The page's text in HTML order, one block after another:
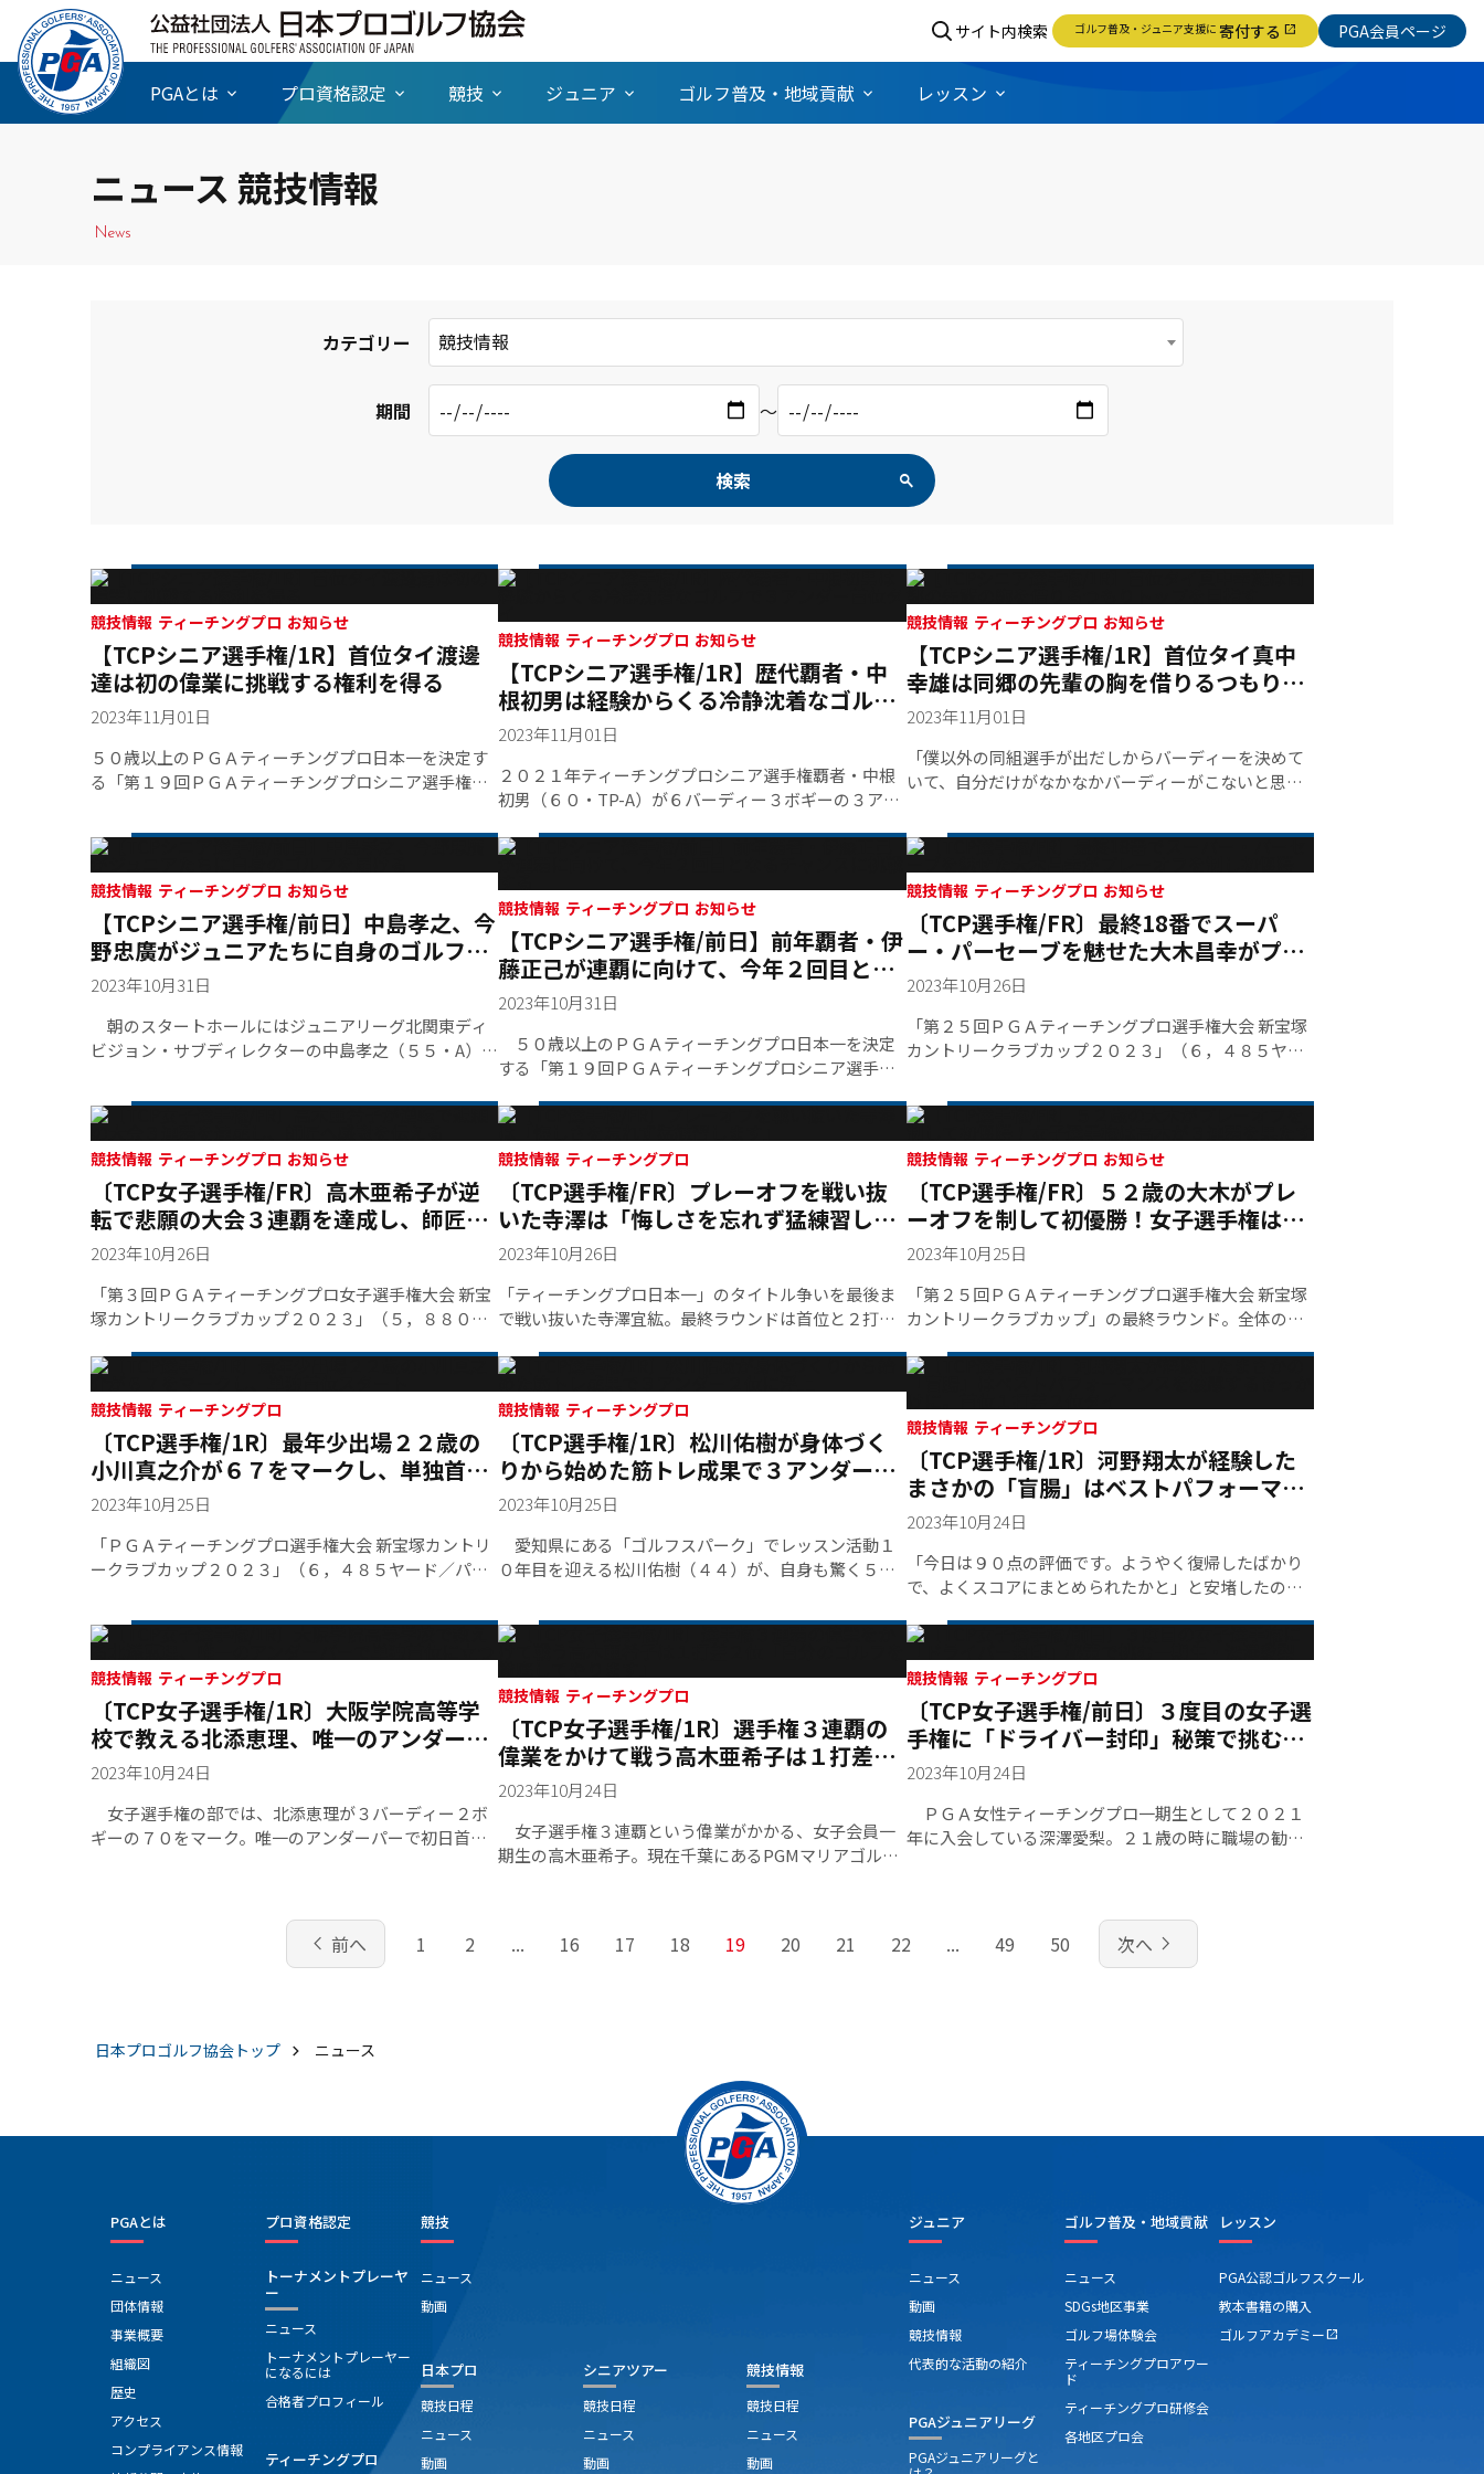
サイト内検索 ゴルフ普及・ジュニア支援に 寄付する open_in_new PGA会員ページ
PGAとは プロ資格認定 競技 ジュニア ゴルフ普及・地域貢献 レッスン
ニュース 競技情報
News
カテゴリー 競技情報
期間 〜
検索
競技情報 ティーチングプロ お知らせ
【TCPシニア選手権/1R】首位タイ渡邊
達は初の偉業に挑戦する権利を得る
2023年11月01日
５０歳以上のＰＧＡティーチングプロ日本一を決定す
る「第１９回ＰＧＡティーチングプロシニア選手権大
A）、中根初男（６０・ＴＰ-Ａ）、真中幸雄（５８・
Ｂ）が首位に並んだ。１打差２アンダーに深澤幸雄
（５５・ＴＰ‐Ａ）、久我明（６１・B）ら４名が続
く。前年覇者・伊藤正己（６７・ＴＰ‐Ａ）は１アン
ダー８位タイで初日終えた。
競技情報 ティーチングプロ お知らせ
【TCPシニア選手権/1R】歴代覇者・中
根初男は経験からくる冷静沈着なゴルフ
で３アンダー首位タイ
2023年11月01日
２０２１年ティーチングプロシニア選手権覇者・中根
初男（６０・TP-A）が６バーディー３ボギーの３アン
競技情報 ティーチングプロ お知らせ
【TCPシニア選手権/1R】首位タイ真中
幸雄は同郷の先輩の胸を借りるつもりト
ップを目指す
2023年11月01日
「僕以外の同組選手が出だしからバーディーを決めて
いて、自分だけがなかなかバーディーがこないと思っ
日のスコアに繋がりました」。真中幸雄（５８・Ｂ）
は３アンダー首位タイとした初日を振り返った。
競技情報 ティーチングプロ お知らせ
【TCPシニア選手権/前日】中島孝之、今
野忠廣がジュニアたちに自身のゴルフを
届ける
2023年10月31日
朝のスタートホールにはジュニアリーグ北関東ディ
ビジョン・サブディレクターの中島孝之（５５・A）、
年よりコーチを務める今野忠廣（５８・B）の２名の
姿があった。
競技情報 ティーチングプロ お知らせ
【TCPシニア選手権/前日】前年覇者・伊
藤正己が連覇に向けて、今年２回目とな
るチャンスに挑戦する
2023年10月31日
５０歳以上のＰＧＡティーチングプロ日本一を決定
する「第１９回ＰＧＡティーチングプロシニア選手権
戸ヒルズカントリークラブ・東コース（６，７０８ヤ
ード／パー７２）で開催される。３月から全国１５会
場で開催された１次予選会には７９４名が参加し、２
次予選を勝ち抜いた１２０名が出場する。
競技情報 ティーチングプロ お知らせ
〔TCP選手権/FR〕最終18番でスーパ
ー・パーセーブを魅せた大木昌幸がプレ
ーオフを制し初優勝
2023年10月26日
「第２５回ＰＧＡティーチングプロ選手権大会 新宝塚
カントリークラブカップ２０２３」（６，４８５ヤー
かける大木昌幸（５２・Ａ）と、さらに１打差の５位
からスタートした寺澤宜紘（４０・Ｂ）が通算４アン
ダーで並びプレーオフへ。どちらも譲れない闘志あふ
れるプレーオフは４ホール目に突入。寺澤はボギー、
大木はパーで大木がプレーオフを制し、第２５代目の
チャンピオンに輝いた。大木には来年の日本プロ出場
資格（岐阜・富士Ｃ可児Ｃ可児ゴルフ場で開催）と優
勝賞金１００万円、さらに副賞として新宝塚カントリ
ークラブからキャディバックとボール３ダース、ミド
リ安全より腰部保護ベルト一体型ゴルフパンツ
Ｘ３ジョルトが贈られた。
競技情報 ティーチングプロ お知らせ
〔TCP女子選手権/FR〕高木亜希子が逆
転で悲願の大会３連覇を達成し、師匠へ
感謝を伝える
2023年10月26日
「第３回ＰＧＡティーチングプロ女子選手権大会 新宝
塚カントリークラブカップ２０２３」（５，８８０ヤ
ブンパーからスタートした高木亜希子が、スコアを６
つ落としたが、逆転Ｖで大会３連覇を達成した。高木
には優勝賞金１０万円と副賞として新宝塚カントリー
クラブからキャディバックとボール３ダース、ミドリ
安全より腰部保護ベルト一体型ゴルフパンツMIDORI
PF１、さらに阪神交易からブッシュネルプロＸ３ジョ
ルトが贈られた。
競技情報 ティーチングプロ
〔TCP選手権/FR〕プレーオフを戦い抜
いた寺澤は「悔しさを忘れず猛練習しま
す」
2023年10月26日
「ティーチングプロ日本一」のタイトル争いを最後ま
で戦い抜いた寺澤宜紘。最終ラウンドは首位と２打差
た。１番、３番とパー５ホールでバーディーを重ねた
矢先の５番パー４。ドライバーショットがＯＢ方向に
流れ、このホールをダブルボギーにしてしまう。それ
でも好調な流れを信じて、７番パー４でバーディー奪
取に成功。全体のスコアが伸び悩んでいることがわか
り、攻めの姿勢を貫いた。
競技情報 ティーチングプロ お知らせ
〔TCP選手権/FR〕５２歳の大木がプレ
ーオフを制して初優勝！女子選手権は高
木が３連覇を果たす
2023年10月25日
「第２５回ＰＧＡティーチングプロ選手権大会 新宝塚
カントリークラブカップ」の最終ラウンド。全体のス
２・Ａ）と寺澤宜紘（４０・Ｂ）が通算４アンダーで
並びプレーオフへ。４ホール目で大木がパー、寺澤が
ボギーで決着。大木が選手権初優勝を飾った。５０歳
以上がレギュラーで優勝を飾るのは初の快挙。「第３
回ＰＧＡティーチングプロ女子選手権大会 新宝塚カン
トリークラブカップ」は高木亜希子（４６・B）が逆
転優勝し、大会３連覇を達成した。
競技情報 ティーチングプロ
〔TCP選手権/1R〕最年少出場２２歳の
小川真之介が６７をマークし、単独首位
スタート
2023年10月25日
「ＰＧＡティーチングプロ選手権大会 新宝塚カントリ
ークラブカップ２０２３」（６，４８５ヤード／パー
りしたばかりで最年少出場の小川真之介（２２）が６
７ストロークをマークし４アンダー単独首位スター
ト。ＰＧＡ女性会員６名による「第３回ＰＧＡティー
チングプロ女子選手権大会」（５，８８０ヤード／パ
ー７１）では女性会員二期生の北添恵理が唯一の１ア
ンダー７０ストロークで首位。大会３連覇を狙う高木
亜希子とは１打差を着けて最終ラウンドに挑むことに
なる。
競技情報 ティーチングプロ
〔TCP選手権/1R〕松川佑樹が身体づく
りから始めた筋トレ成果で３アンダー２
位に浮上
2023年10月25日
愛知県にある「ゴルフスパーク」でレッスン活動１
０年目を迎える松川佑樹（４４）が、自身も驚く５バ
位に浮上。「犬か鎖を外したみたいに、勢いはずんで
走り回っちゃったのかもしれません」と苦笑い。ティ
できた成績に「何か特別な練習でも？」と問いただし
たところ「去年は２次予選落ちだったので、ゴルフ向
けのトレーニングをしようと始めた筋トレが功を奏し
たのかもしれませんね」とヒントをくれた。
競技情報 ティーチングプロ
〔TCP選手権/1R〕河野翔太が経験した
まさかの「盲腸」はベストパフォーマン
スを披露するきっかけに。首位１打差２
2023年10月24日
「今日は９０点の評価です。ようやく復帰したばかり
で、よくスコアにまとめられたかと」と安堵したのが
んと盲腸で苦しんでいたという。その復帰戦となった
のがティーチングプロ選手権。想定しなかった事態を
乗り越えたエピソードを持ち合わせていた。
競技情報 ティーチングプロ
〔TCP女子選手権/1R〕大阪学院高等学
校で教える北添恵理、唯一のアンダーパ
ーで単独首位に立つ
2023年10月24日
女子選手権の部では、北添恵理が３バーディー２ボ
ギーの７０をマーク。唯一のアンダーパーで初日首位
３番パー５ホールでボギーが先行。アウトホールは５
番から難易度の高いホールが続くこともあり「気を引
ードのアプローチがチップイン。前半で１つスコアを
となく初日を１アンダーで終えることができた。
競技情報 ティーチングプロ
〔TCP女子選手権/1R〕選手権３連覇の
偉業をかけて戦う高木亜希子は１打差２
位「自分のゴルフを徹底してやります」
2023年10月24日
女子選手権３連覇という偉業がかかる、女子会員一
期生の高木亜希子。現在千葉にあるPGMマリアゴルフ
ンではコースマネジメントを中心にお伝えしていま
競技情報 ティーチングプロ
〔TCP女子選手権/前日〕３度目の女子選
手権に「ドライバー封印」秘策で挑む一
期生・深澤愛梨
2023年10月24日
ＰＧＡ女性ティーチングプロ一期生として２０２１
年に入会している深澤愛梨。２１歳の時に職場の勧め
あり、今回は「リベンジを果たしたい！」と心身共に
新たな気持ちで挑んでいる選手である。
chevron_left 前へ 1 2 ... 16 17 18 19 20 21 22 ... 49 50 次へ navigate_next
日本プロゴルフ協会 トップ ニュース
PGAとは
ニュース
団体情報
事業概要
組織図
歴史
アクセス
コンプライアンス情報
プロ資格認定
トーナメントプレーヤ
ー
ニュース
トーナメントプレーヤー
になるには
合格者プロフィール
ティーチングプロ
競技
ニュース
動画
日本プロ
競技日程
ニュース
動画
シニアツアー
競技日程
ニュース
動画
競技情報
競技日程
ニュース
動画
ジュニア
ニュース
動画
競技情報
代表的な活動の紹介
PGAジュニアリーグ
PGAジュニアリーグと
ゴルフ普及・地域貢献
ニュース
SDGs地区事業
ゴルフ場体験会
ティーチングプロアワー
ド
ティーチングプロ研修会
各地区プロ会
レッスン
PGA公認ゴルフスクール
教本書籍の購入
ゴルフアカデミー open_in_new